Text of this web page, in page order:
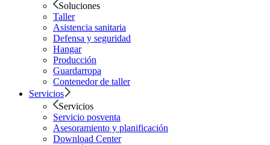
Soluciones
Taller
Asistencia sanitaria
Defensa y seguridad
Hangar
Producción
Guardarropa
Contenedor de taller
Servicios
Servicios
Servicio posventa
Asesoramiento y planificación
Download Center